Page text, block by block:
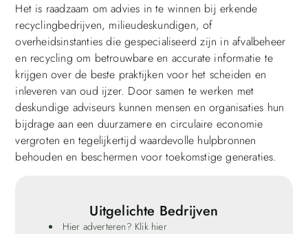
Het is raadzaam om advies in te winnen bij erkende
recyclingbedrijven, milieudeskundigen, of
overheidsinstanties die gespecialiseerd zijn in afvalbeheer
en recycling om betrouwbare en accurate informatie te
krijgen over de beste praktijken voor het scheiden en
inleveren van oud ijzer. Door samen te werken met
deskundige adviseurs kunnen mensen en organisaties hun
bijdrage aan een duurzamere en circulaire economie
vergroten en tegelijkertijd waardevolle hulpbronnen
behouden en beschermen voor toekomstige generaties.
Uitgelichte Bedrijven
Hier adverteren? Klik hier